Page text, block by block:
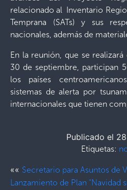
relacionado al Inventario
Temprana (SATs) y sus
nacionales, además de
En la reunión, que se
30 de septiembre, participan
los países
sistemas de alerta por
internacionales que tienen
Publicado el
Etiquetas:
«« Secretario para Asuntos de
Lanzamiento de Plan “Navidad